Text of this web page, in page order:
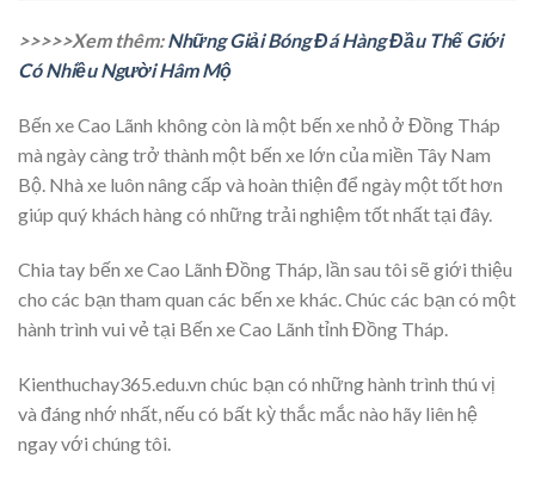
>>>>>Xem thêm:Những Giải Bóng Đá Hàng Đầu Thế Giới
Có Nhiều Người Hâm Mộ
Bến xe Cao Lãnh không còn là một bến xe nhỏ ở Đồng Tháp
mà ngày càng trở thành một bến xe lớn của miền Tây Nam
Bộ. Nhà xe luôn nâng cấp và hoàn thiện để ngày một tốt hơn
giúp quý khách hàng có những trải nghiệm tốt nhất tại đây.
Chia tay bến xe Cao Lãnh Đồng Tháp, lần sau tôi sẽ giới thiệu
cho các bạn tham quan các bến xe khác. Chúc các bạn có một
hành trình vui vẻ tại Bến xe Cao Lãnh tỉnh Đồng Tháp.
Kienthuchay365.edu.vn chúc bạn có những hành trình thú vị
và đáng nhớ nhất, nếu có bất kỳ thắc mắc nào hãy liên hệ
ngay với chúng tôi.